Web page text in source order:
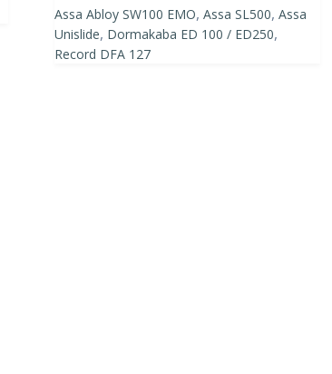
Assa Abloy SW100 EMO, Assa SL500, Assa
Unislide, Dormakaba ED 100 / ED250,
Record DFA 127